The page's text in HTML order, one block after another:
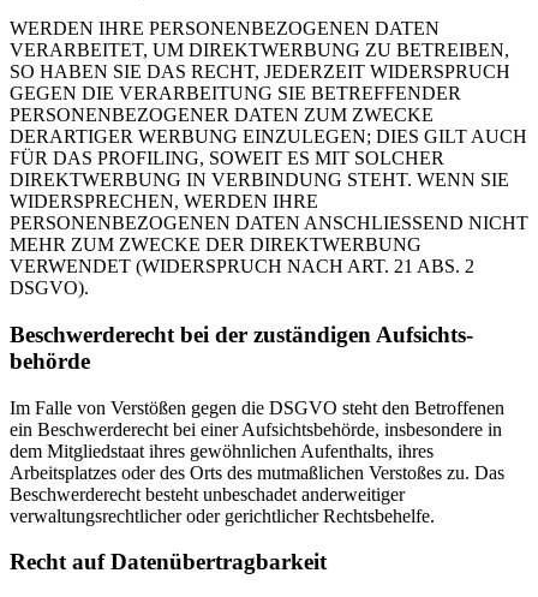
WERDEN IHRE PERSONENBEZOGENEN DATEN
VERARBEITET, UM DIREKTWERBUNG ZU BETREIBEN,
SO HABEN SIE DAS RECHT, JEDERZEIT WIDERSPRUCH
GEGEN DIE VERARBEITUNG SIE BETREFFENDER
PERSONENBEZOGENER DATEN ZUM ZWECKE
DERARTIGER WERBUNG EINZULEGEN; DIES GILT AUCH
FÜR DAS PROFILING, SOWEIT ES MIT SOLCHER
DIREKTWERBUNG IN VERBINDUNG STEHT. WENN SIE
WIDERSPRECHEN, WERDEN IHRE
PERSONENBEZOGENEN DATEN ANSCHLIESSEND NICHT
MEHR ZUM ZWECKE DER DIREKTWERBUNG
VERWENDET (WIDERSPRUCH NACH ART. 21 ABS. 2
DSGVO).
Beschwerde­recht bei der zuständigen Aufsichts­
behörde
Im Falle von Verstößen gegen die DSGVO steht den Betroffenen
ein Beschwerderecht bei einer Aufsichtsbehörde, insbesondere in
dem Mitgliedstaat ihres gewöhnlichen Aufenthalts, ihres
Arbeitsplatzes oder des Orts des mutmaßlichen Verstoßes zu. Das
Beschwerderecht besteht unbeschadet anderweitiger
verwaltungsrechtlicher oder gerichtlicher Rechtsbehelfe.
Recht auf Daten­übertrag­barkeit